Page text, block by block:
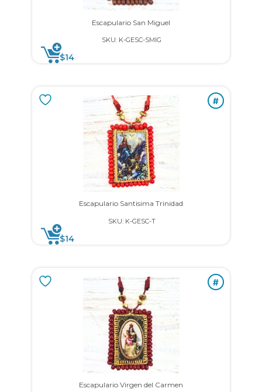
Escapulario San Miguel
SKU: K-GESC-SMIG
$14
#
Escapulario Santisima Trinidad
SKU: K-GESC-T
$14
#
Escapulario Virgen del Carmen